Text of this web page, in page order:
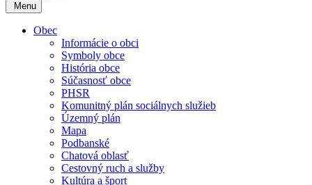
Menu
Obec
Informácie o obci
Symboly obce
História obce
Súčasnosť obce
PHSR
Komunitný plán sociálnych služieb
Územný plán
Mapa
Podbanské
Chatová oblasť
Cestovný ruch a služby
Kultúra a šport